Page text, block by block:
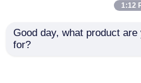
1:12
Good day, what product are
for?